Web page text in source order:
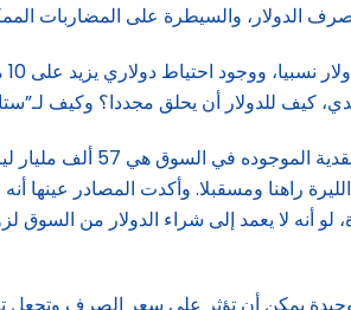
الممكنة بمبلغ 600 مليون دولار فقط، وهو ما يعادل مجموع السيولة بالليرة
كيف للدولار أن يحلق مجددا؟ وكيف
راهنا ومسقبلا. وأكدت المصادر